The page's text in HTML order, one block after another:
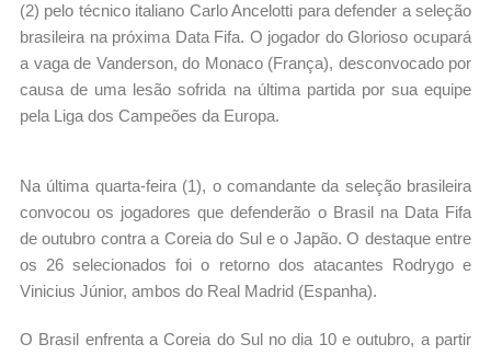
(2) pelo técnico italiano Carlo Ancelotti para defender a seleção
brasileira na próxima Data Fifa. O jogador do Glorioso ocupará
a vaga de Vanderson, do Monaco (França), desconvocado por
causa de uma lesão sofrida na última partida por sua equipe
pela Liga dos Campeões da Europa.
Na última quarta-feira (1), o comandante da seleção brasileira
convocou os jogadores que defenderão o Brasil na Data Fifa
de outubro contra a Coreia do Sul e o Japão. O destaque entre
os 26 selecionados foi o retorno dos atacantes Rodrygo e
Vinicius Júnior, ambos do Real Madrid (Espanha).
O Brasil enfrenta a Coreia do Sul no dia 10 e outubro, a partir